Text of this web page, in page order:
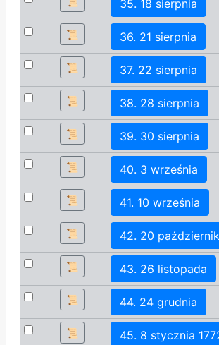
35. 18 sierpnia
📜 36. 21 sierpnia
📜 37. 22 sierpnia
📜 38. 28 sierpnia
📜 39. 30 sierpnia
📜 40. 3 września
📜 41. 10 września
📜 42. 20
📜 43. 26 listopada
📜 44. 24 grudnia
📜 45. 8 stycznia